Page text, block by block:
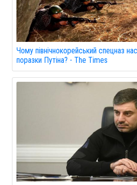
Чому північнокорейський спецназ
поразки Путіна? - The Times